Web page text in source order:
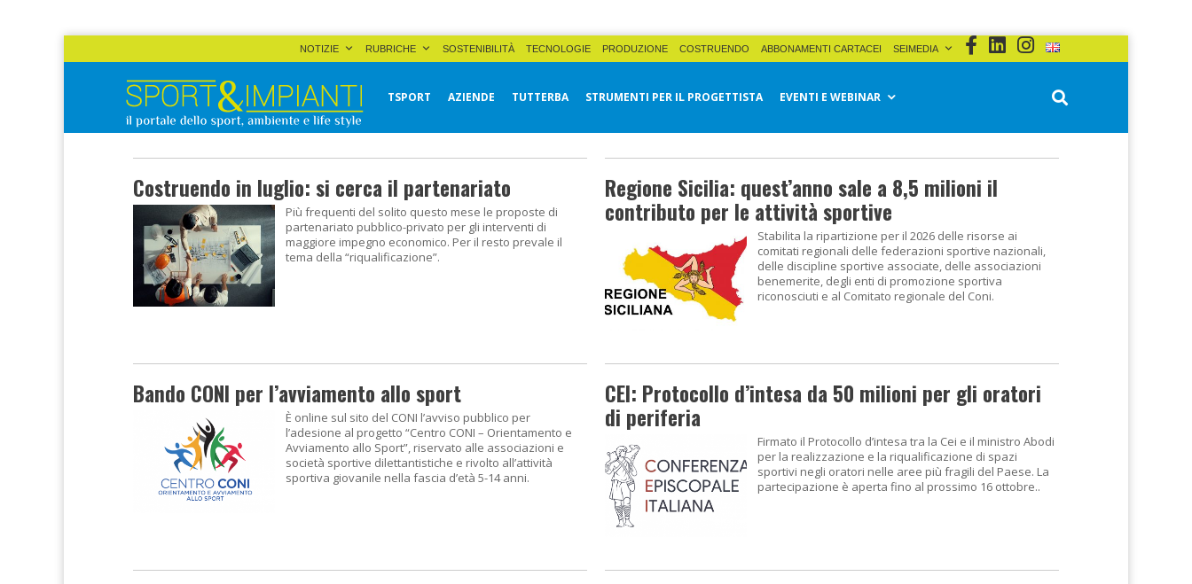
NOTIZIE RUBRICHE SOSTENIBILITÀ TECNOLOGIE PRODUZIONE COSTRUENDO ABBONAMENTI CARTACEI SEIMEDIA
Sport&Impianti
TSPORT AZIENDE TUTTERBA STRUMENTI PER IL PROGETTISTA EVENTI E WEBINAR
Costruendo in luglio: si cerca il partenariato
Più frequenti del solito questo mese le proposte di
partenariato pubblico-privato per gli interventi di
maggiore impegno economico. Per il resto prevale il
tema della “riqualificazione”.
Regione Sicilia: quest’anno sale a 8,5 milioni il
contributo per le attività sportive
Stabilita la ripartizione per il 2026 delle risorse ai
comitati regionali delle federazioni sportive nazionali,
delle discipline sportive associate, delle associazioni
benemerite, degli enti di promozione sportiva
riconosciuti e al Comitato regionale del Coni.
Bando CONI per l’avviamento allo sport
È online sul sito del CONI l’avviso pubblico per
l’adesione al progetto “Centro CONI – Orientamento e
Avviamento allo Sport”, riservato alle associazioni e
società sportive dilettantistiche e rivolto all’attività
sportiva giovanile nella fascia d’età 5-14 anni.
CEI: Protocollo d’intesa da 50 milioni per gli oratori
di periferia
Firmato il Protocollo d’intesa tra la Cei e il ministro Abodi
per la realizzazione e la riqualificazione di spazi
sportivi negli oratori nelle aree più fragili del Paese. La
partecipazione è aperta fino al prossimo 16 ottobre..